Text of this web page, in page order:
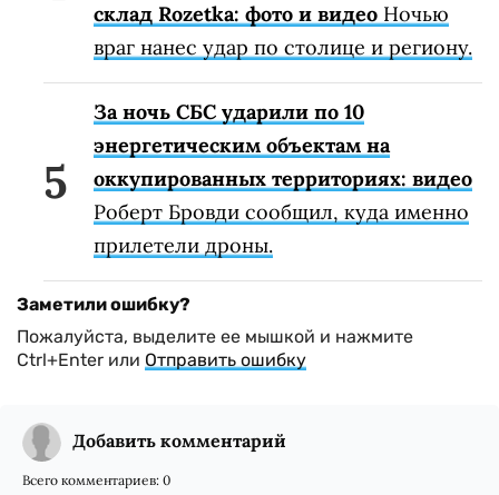
склад Rozetka: фото и видео Ночью
враг нанес удар по столице и региону.
За ночь СБС ударили по 10
энергетическим объектам на
оккупированных территориях: видео
Роберт Бровди сообщил, куда именно
прилетели дроны.
Заметили ошибку?
Пожалуйста, выделите ее мышкой и нажмите
Ctrl+Enter или Отправить ошибку
Добавить комментарий
Всего комментариев: 0